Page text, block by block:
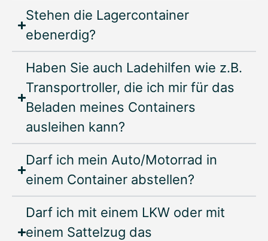
Stehen die Lagercontainer
ebenerdig?
Haben Sie auch Ladehilfen wie z.B.
Transportroller, die ich mir für das
Beladen meines Containers
ausleihen kann?
Darf ich mein Auto/Motorrad in
einem Container abstellen?
Darf ich mit einem LKW oder mit
einem Sattelzug das